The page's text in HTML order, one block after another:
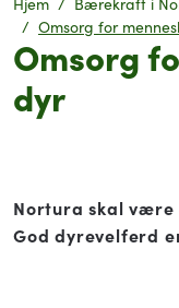
Omsorg for
Omsorg
dyr
Nortura skal
God dyrevelferd